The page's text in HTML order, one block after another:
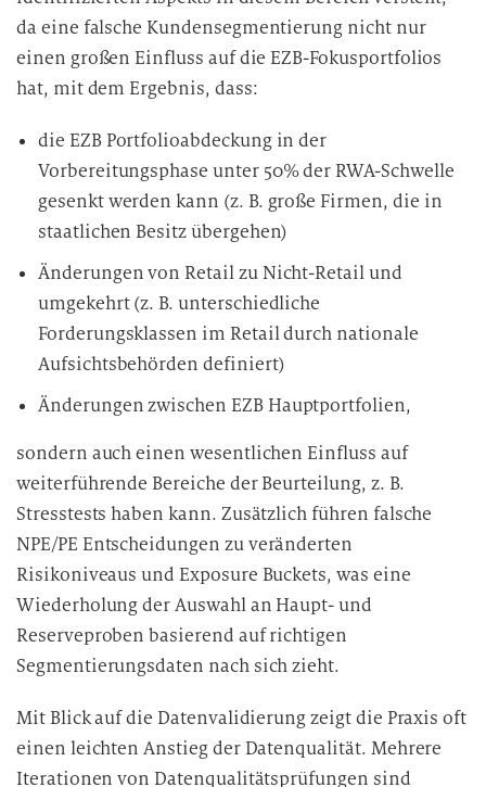
da eine falsche Kundensegmentierung nicht nur
einen großen Einfluss auf die EZB-Fokusportfolios
hat, mit dem Ergebnis, dass:
die EZB Portfolioabdeckung in der
Vorbereitungsphase unter 50% der RWA-Schwelle
gesenkt werden kann (z. B. große Firmen, die in
staatlichen Besitz übergehen)
Änderungen von Retail zu Nicht-Retail und
umgekehrt (z. B. unterschiedliche
Forderungsklassen im Retail durch nationale
Aufsichtsbehörden definiert)
Änderungen zwischen EZB Hauptportfolien,
sondern auch einen wesentlichen Einfluss auf
weiterführende Bereiche der Beurteilung, z. B.
Stresstests haben kann. Zusätzlich führen falsche
NPE/PE Entscheidungen zu veränderten
Risikoniveaus und Exposure Buckets, was eine
Wiederholung der Auswahl an Haupt- und
Reserveproben basierend auf richtigen
Segmentierungsdaten nach sich zieht.
Mit Blick auf die Datenvalidierung zeigt die Praxis oft
einen leichten Anstieg der Datenqualität. Mehrere
Iterationen von Datenqualitätsprüfungen sind